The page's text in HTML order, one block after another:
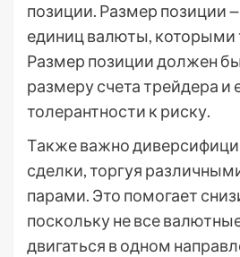
позиции. Размер позиции
единиц валюты, которыми
Размер позиции должен
размеру счета трейдера и
толерантности к риску.
Также важно
сделки, торгуя
парами. Это помогает
поскольку не все
двигаться в одном